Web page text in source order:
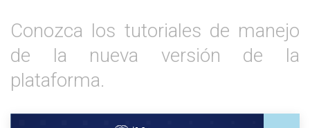
Conozca los tutoriales de manejo
de la nueva versión de la
plataforma.